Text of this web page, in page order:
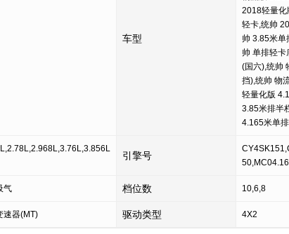
车型
2018轻量化
轻卡,统帅
帅 3.85米
帅 单排轻
(国六),统帅
挡),统帅 物
轻量化版
3.85米排半
4.165米单
引擎号
气 档位数 10,6,8
速器(MT) 驱动类型 4X2